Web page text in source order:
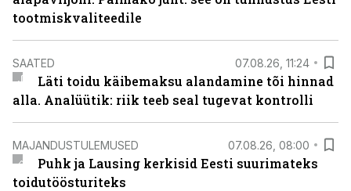
tootmiskvaliteedile
SAATED 07.08.26, 11:24
Läti toidu käibemaksu alandamine tõi hinnad
alla. Analüütik: riik teeb seal tugevat kontrolli
MAJANDUSTULEMUSED 07.08.26, 08:00
Puhk ja Lausing kerkisid Eesti suurimateks
toidutöösturiteks